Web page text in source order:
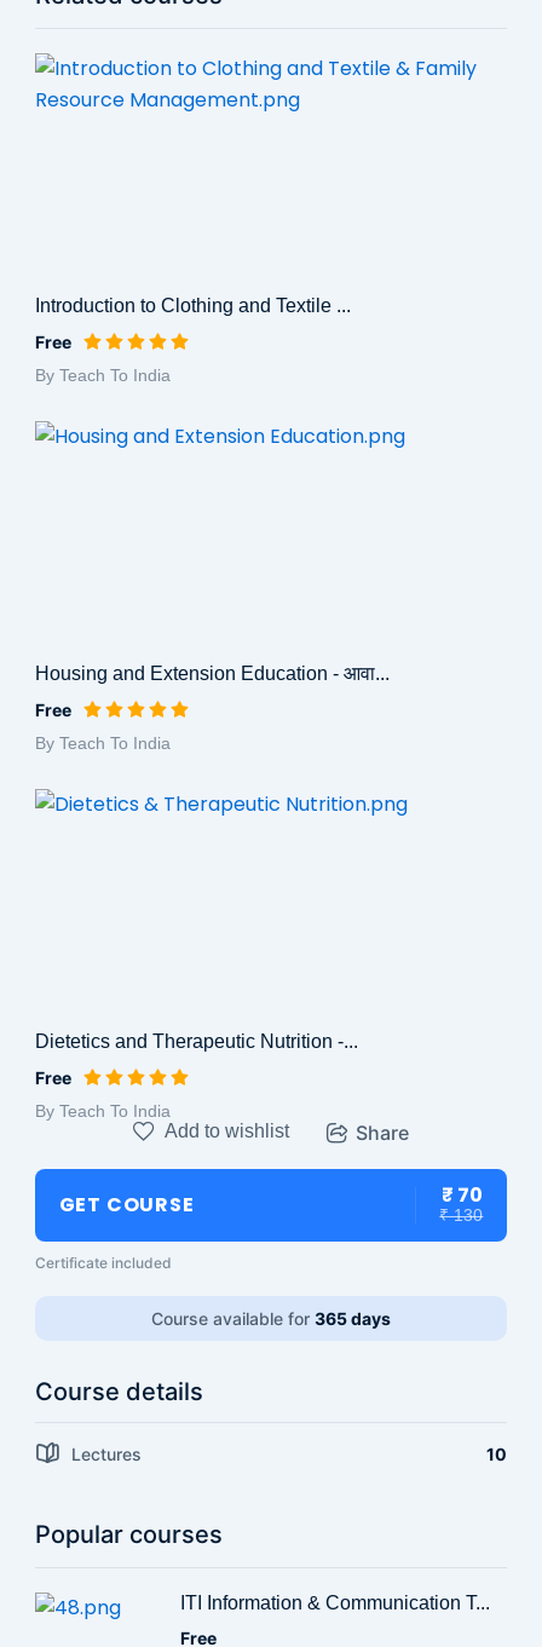
Introduction to Clothing and Textile ...
Free
By Teach To India
Housing and Extension Education - आवा...
Free
By Teach To India
Dietetics and Therapeutic Nutrition -...
Free
By Teach To India
Add to wishlist Share
GET COURSE ₹ 70
₹ 130
Certificate included
Course available for 365 days
Course details
Lectures 10
Popular courses
ITI Information & Communication T...
Free